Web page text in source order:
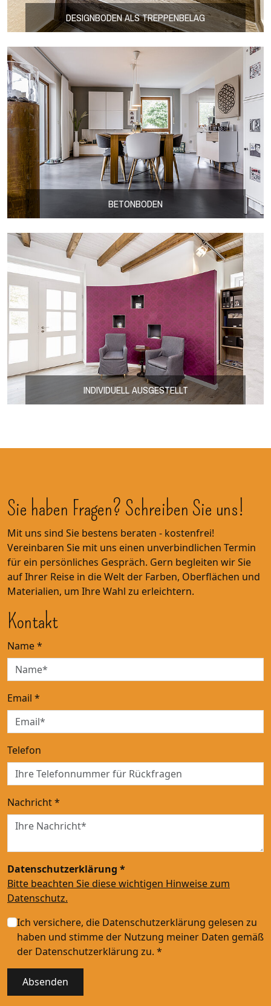
DESIGNBODEN ALS TREPPENBELAG
BETONBODEN
INDIVIDUELL AUSGESTELLT
Sie haben Fragen? Schreiben Sie uns!
Mit uns sind Sie bestens beraten - kostenfrei!
Vereinbaren Sie mit uns einen unverbindlichen Termin
für ein persönliches Gespräch. Gern begleiten wir Sie
auf Ihrer Reise in die Welt der Farben, Oberflächen und
Materialien, um Ihre Wahl zu erleichtern.
Kontakt
Name*
Email *
Telefon
Nachricht*
Datenschutzerklärung *
Bitte beachten Sie diese wichtigen Hinweise zum
Datenschutz.
Ich versichere, die Datenschutzerklärung gelesen zu
haben und stimme der Nutzung meiner Daten gemäß
der Datenschutzerklärung zu. *
Absenden